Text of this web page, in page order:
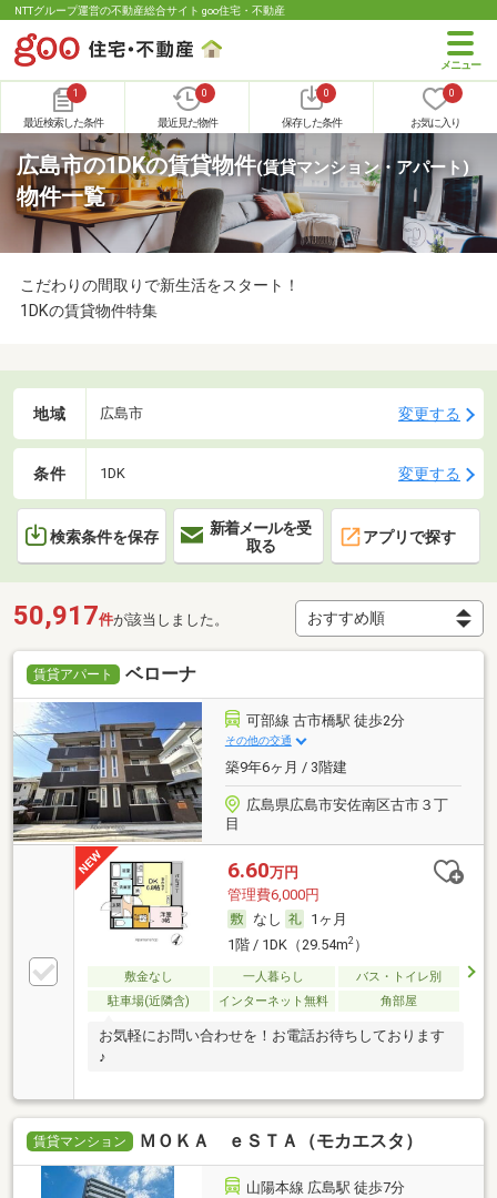
NTTグループ運営の不動産総合サイト goo住宅・不動産
1
最近検索した条件
0
最近見た物件
0
保存した条件
0
お気に入り
広島市の1DKの賃貸物件(賃貸マンション・アパート)
物件一覧
こだわりの間取りで新生活をスタート！
1DKの賃貸物件特集
地域 広島市 変更する
条件 1DK 変更する
検索条件を保存
新着メールを受
取る
アプリで探す
50,917件が該当しました。
賃貸アパート ベローナ
可部線 古市橋駅 徒歩2分
その他の交通
築9年6ヶ月 / 3階建
広島県広島市安佐南区古市３丁
目
6.60万円
管理費6,000円
なし
1ヶ月
1階 / 1DK（29.54m2）
敷金なし 一人暮らし
バス・トイレ別
駐車場(近隣含)
インターネット無料 角部屋
お気軽にお問い合わせを！お電話お待ちしております
♪
賃貸マンション ＭＯＫＡ ｅＳＴＡ（モカエスタ）
山陽本線 広島駅 徒歩7分